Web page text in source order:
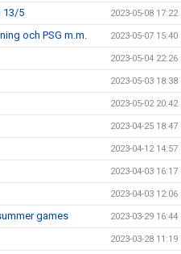
13/5 2023-05-08 17:22
och PSG m.m. 2023-05-07 15:40
2023-05-04 22:26
2023-05-03 18:38
2023-05-02 20:42
2023-04-25 18:47
2023-04-12 14:57
2023-04-03 16:17
2023-04-03 12:06
games 2023-03-29 16:44
2023-03-28 11:19